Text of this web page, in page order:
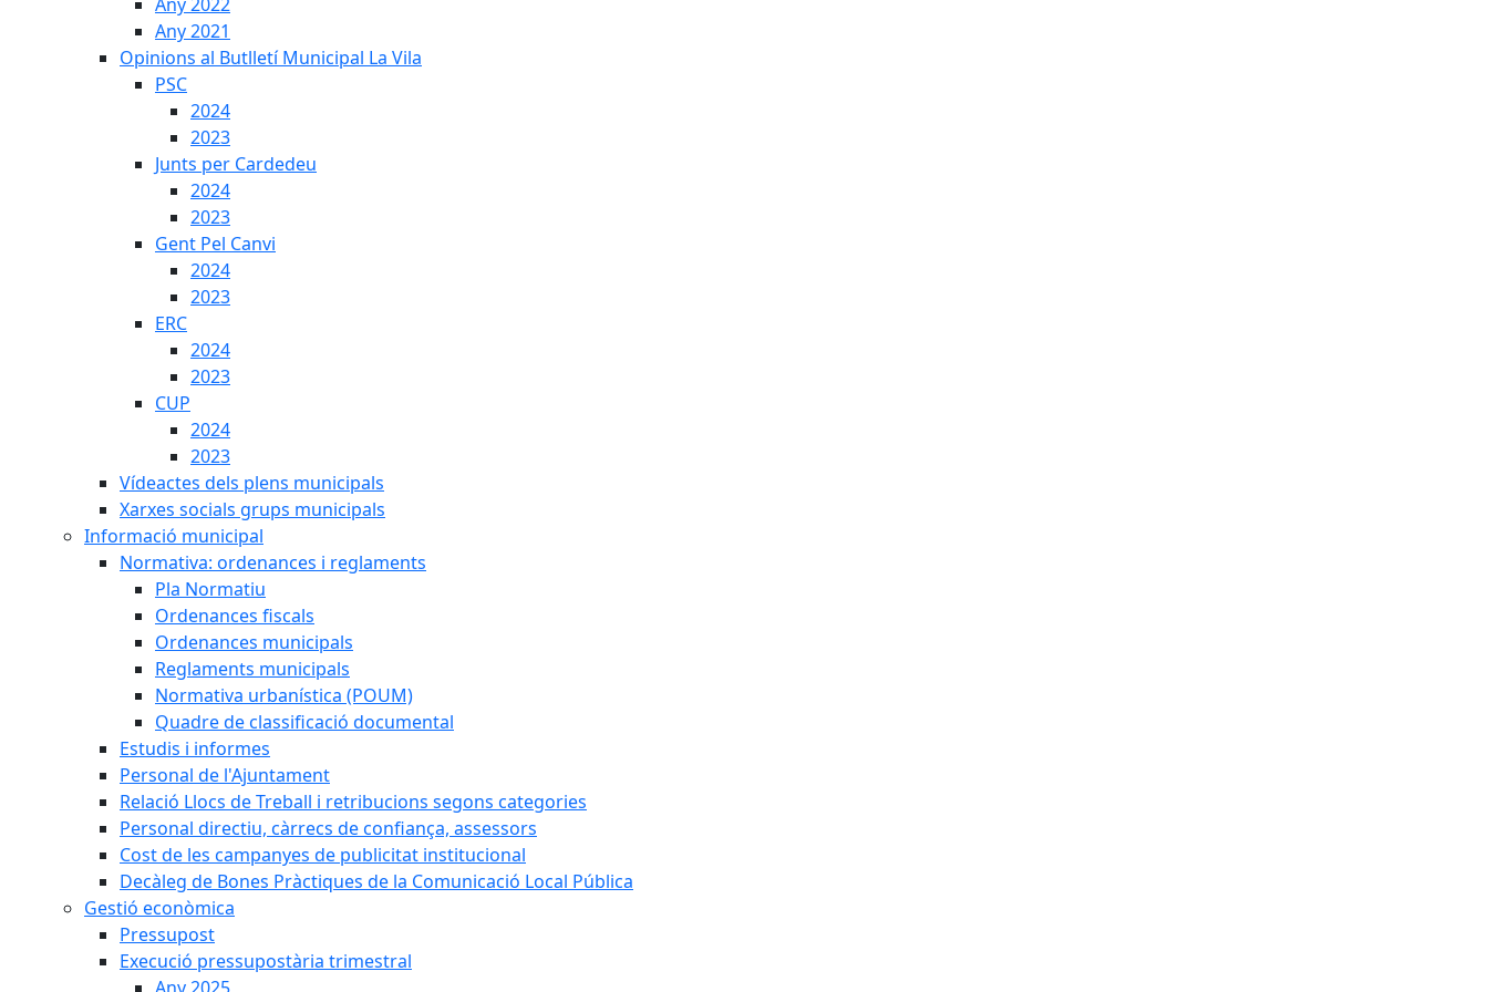
Any 2021
Opinions al Butlletí Municipal La Vila
PSC
2024
2023
Junts per Cardedeu
2024
2023
Gent Pel Canvi
2024
2023
ERC
2024
2023
CUP
2024
2023
Vídeactes dels plens municipals
Xarxes socials grups municipals
Informació municipal
Normativa: ordenances i reglaments
Pla Normatiu
Ordenances fiscals
Ordenances municipals
Reglaments municipals
Normativa urbanística (POUM)
Quadre de classificació documental
Estudis i informes
Personal de l'Ajuntament
Relació Llocs de Treball i retribucions segons categories
Personal directiu, càrrecs de confiança, assessors
Cost de les campanyes de publicitat institucional
Decàleg de Bones Pràctiques de la Comunicació Local Pública
Gestió econòmica
Pressupost
Execució pressupostària trimestral